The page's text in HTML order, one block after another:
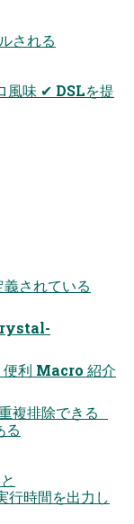
される
風味 ✔ DSLを提
されている
利 Macro 紹介
複排除できる
る
時間を出力し